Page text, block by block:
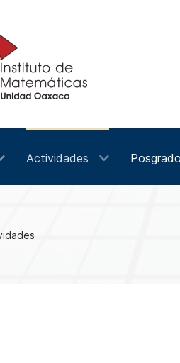
Actividades Posgrado